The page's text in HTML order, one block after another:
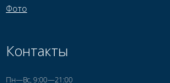
Фото
Контакты
Пн—Вс, 9:00—21:00